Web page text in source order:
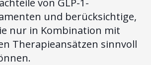
und berücksichtige,
nur in Kombination mit
Therapieansätzen sinnvoll